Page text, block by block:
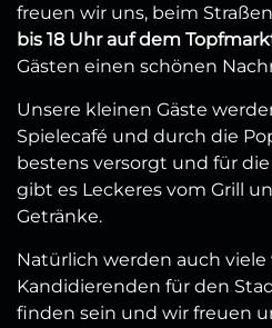
freuen wir uns, beim
bis 18 Uhr auf dem
Gästen einen schönen
Unsere kleinen Gäste
Spielecafé und durch die
bestens versorgt und für
gibt es Leckeres vom Grill
Getränke.
Natürlich werden auch viele
Kandidierenden für den
finden sein und wir freuen